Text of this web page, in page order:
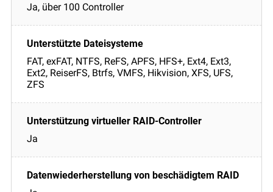
Ja, über 100 Controller
FAT, exFAT, NTFS, ReFS, APFS, HFS+, Ext4, Ext3,
Ext2, ReiserFS, Btrfs, VMFS, Hikvision, XFS, UFS,
ZFS
Ja